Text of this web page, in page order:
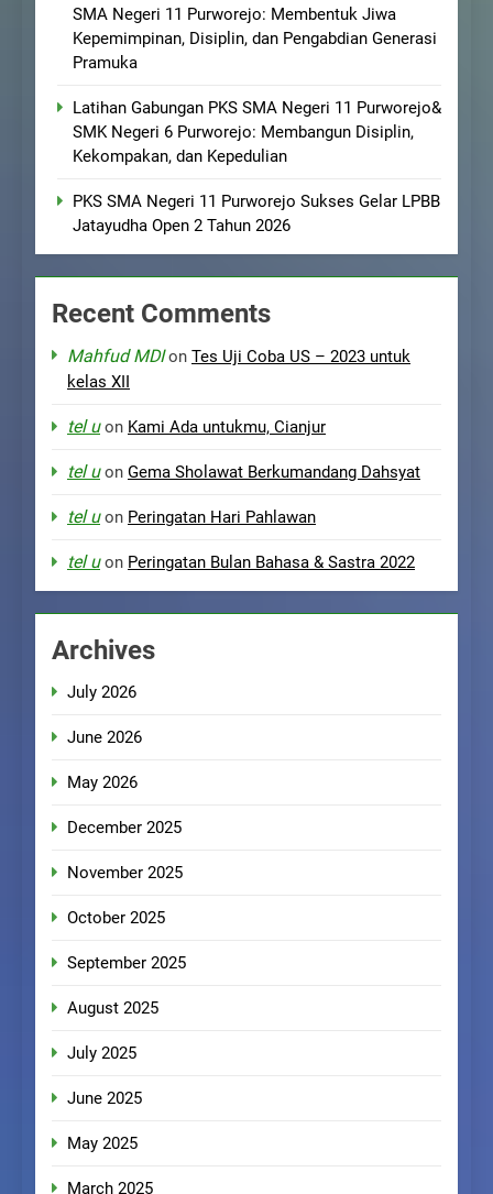
SMA Negeri 11 Purworejo: Membentuk Jiwa
Kepemimpinan, Disiplin, dan Pengabdian Generasi
Pramuka
Latihan Gabungan PKS SMA Negeri 11 Purworejo&
SMK Negeri 6 Purworejo: Membangun Disiplin,
Kekompakan, dan Kepedulian
PKS SMA Negeri 11 Purworejo Sukses Gelar LPBB
Jatayudha Open 2 Tahun 2026
Recent Comments
Mahfud MDIon Tes Uji Coba US – 2023 untuk
kelas XII
tel uon Kami Ada untukmu, Cianjur
tel uon Gema Sholawat Berkumandang Dahsyat
tel uon Peringatan Hari Pahlawan
tel uon Peringatan Bulan Bahasa & Sastra 2022
Archives
July 2026
June 2026
May 2026
December 2025
November 2025
October 2025
September 2025
August 2025
July 2025
June 2025
May 2025
March 2025